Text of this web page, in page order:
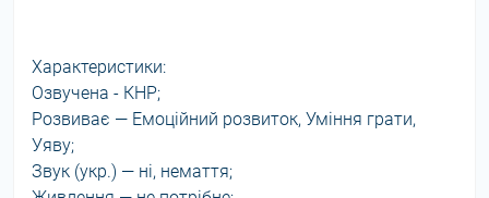
Характеристики:
Озвучена - КНР;
Розвиває — Емоційний розвиток, Уміння грати,
Уяву;
Звук (укр.) — ні, немаття;